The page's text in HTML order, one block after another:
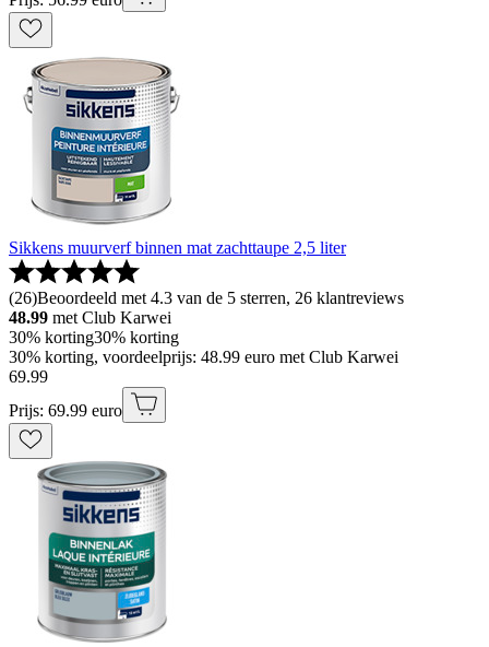
Sikkens muurverf binnen mat zachttaupe 2,5 liter
(26)Beoordeeld met 4.3 van de 5 sterren, 26 klantreviews
48.99 met Club Karwei
30% korting30% korting
30% korting, voordeelprijs: 48.99 euro met Club Karwei
69.99
Prijs: 69.99 euro